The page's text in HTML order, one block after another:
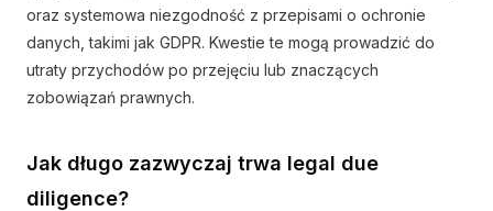
oraz systemowa niezgodność z przepisami o ochronie
danych, takimi jak GDPR. Kwestie te mogą prowadzić do
utraty przychodów po przejęciu lub znaczących
zobowiązań prawnych.
Jak długo zazwyczaj trwa legal due
diligence?